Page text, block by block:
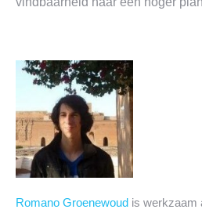
Romano Groenewoud is werkzaam